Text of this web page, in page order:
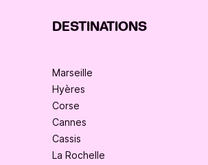
DESTINATIONS
Marseille
Hyères
Corse
Cannes
Cassis
La Rochelle